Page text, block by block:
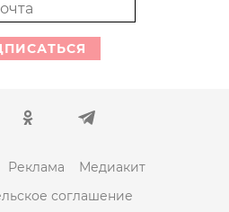
Реклама
Медиакит
соглашение